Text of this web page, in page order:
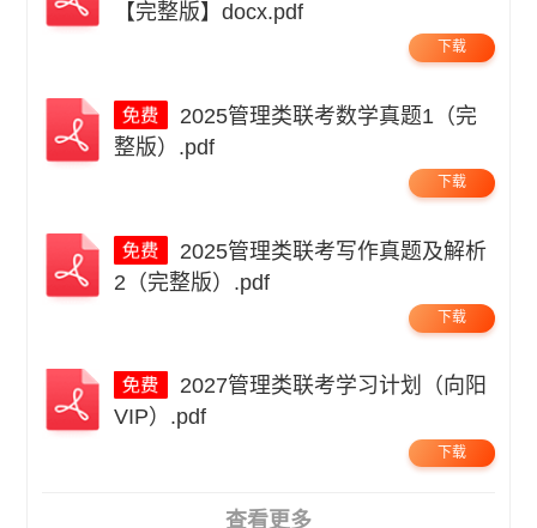
【完整版】docx.pdf
下载
整版）.pdf
下载
2（完整版）.pdf
下载
VIP）.pdf
下载
查看更多